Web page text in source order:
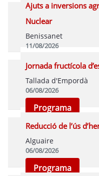
Ajuts a inversions
Nuclear
Benissanet
11/08/2026
Inscriure's
Jornada fructícola
Tallada d'Empordà
06/08/2026
Programa
Reducció de l’ús
Alguaire
06/08/2026
Programa